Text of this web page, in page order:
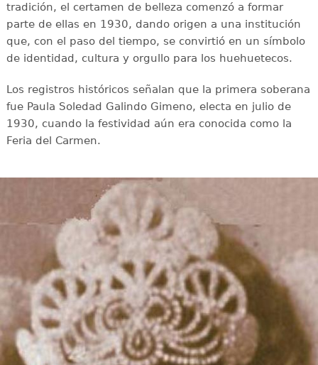
tradición, el certamen de belleza comenzó a formar
parte de ellas en 1930, dando origen a una institución
que, con el paso del tiempo, se convirtió en un símbolo
de identidad, cultura y orgullo para los huehuetecos.
Los registros históricos señalan que la primera soberana
fue Paula Soledad Galindo Gimeno, electa en julio de
1930, cuando la festividad aún era conocida como la
Feria del Carmen.